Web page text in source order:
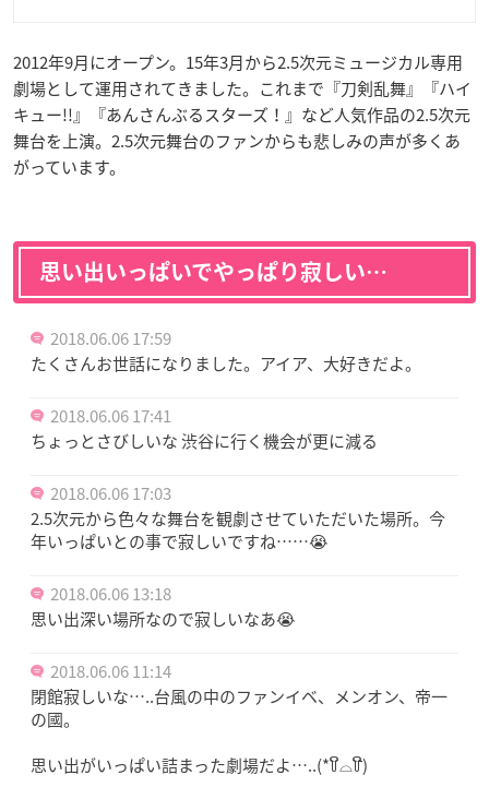
2012年9月にオープン。15年3月から2.5次元ミュージカル専用
劇場として運用されてきました。これまで『刀剣乱舞』『ハイ
キュー!!』『あんさんぶるスターズ！』など人気作品の2.5次元
舞台を上演。2.5次元舞台のファンからも悲しみの声が多くあ
がっています。
思い出いっぱいでやっぱり寂しい…
2018.06.06 17:59
たくさんお世話になりました。アイア、大好きだよ。
2018.06.06 17:41
ちょっとさびしいな 渋谷に行く機会が更に減る
2018.06.06 17:03
2.5次元から色々な舞台を観劇させていただいた場所。今
年いっぱいとの事で寂しいですね……😭
2018.06.06 13:18
思い出深い場所なので寂しいなあ😭
2018.06.06 11:14
閉館寂しいな…..台風の中のファンイベ、メンオン、帝一
の國。
思い出がいっぱい詰まった劇場だよ…..(*꒦ິ⌓꒦ີ)